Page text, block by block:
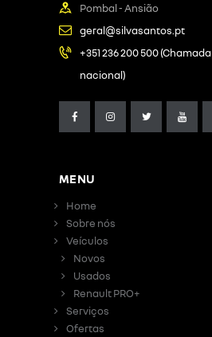
Pombal - Ansião
geral@silvasantos.pt
+351 236 200 500
nacional)
MENU
Home
Sobre nós
Veículos
Novos
Usados
Renault PRO+
Serviços
Ofertas